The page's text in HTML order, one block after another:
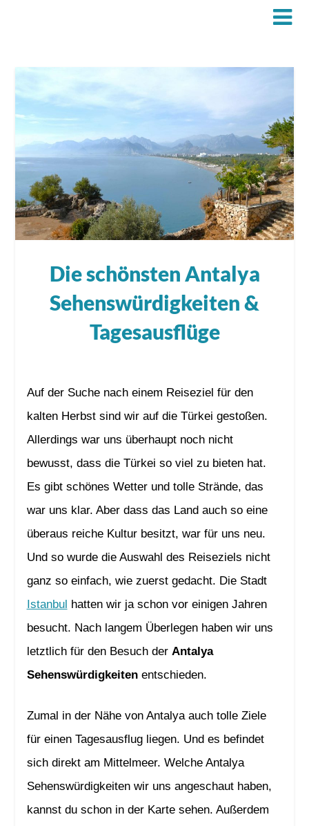
Die schönsten Antalya
Sehenswürdigkeiten &
Tagesausflüge
Auf der Suche nach einem Reiseziel für den
kalten Herbst sind wir auf die Türkei gestoßen.
Allerdings war uns überhaupt noch nicht
bewusst, dass die Türkei so viel zu bieten hat.
Es gibt schönes Wetter und tolle Strände, das
war uns klar. Aber dass das Land auch so eine
überaus reiche Kultur besitzt, war für uns neu.
Und so wurde die Auswahl des Reiseziels nicht
ganz so einfach, wie zuerst gedacht. Die Stadt
Istanbul hatten wir ja schon vor einigen Jahren
besucht. Nach langem Überlegen haben wir uns
letztlich für den Besuch der Antalya
Sehenswürdigkeitenentschieden.
Zumal in der Nähe von Antalya auch tolle Ziele
für einen Tagesausflug liegen. Und es befindet
sich direkt am Mittelmeer. Welche Antalya
Sehenswürdigkeiten wir uns angeschaut haben,
kannst du schon in der Karte sehen. Außerdem